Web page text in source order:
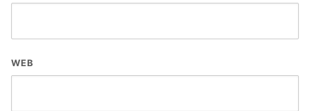
WEB